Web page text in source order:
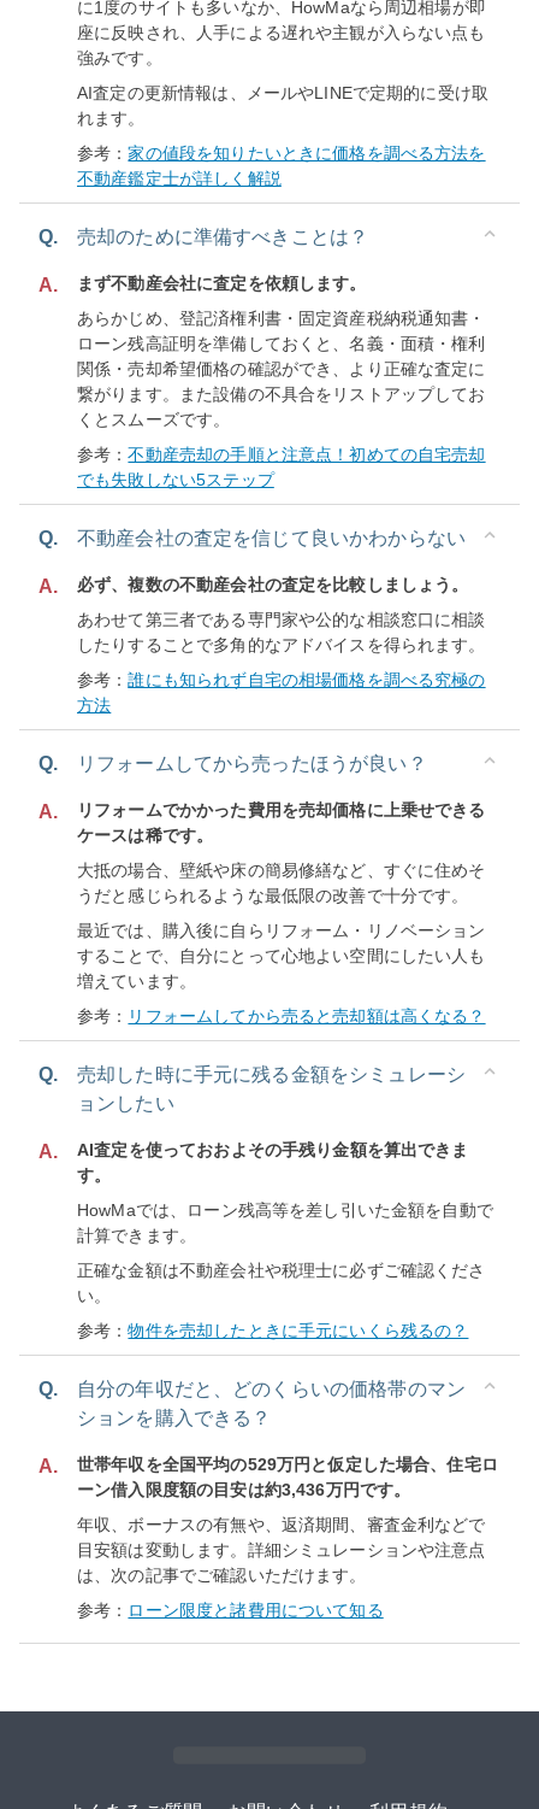
に1度のサイトも多いなか、HowMaなら周辺相場が即
座に反映され、人手による遅れや主観が入らない点も
強みです。
AI査定の更新情報は、メールやLINEで定期的に受け取
れます。
参考：家の値段を知りたいときに価格を調べる方法を
不動産鑑定士が詳しく解説
Q. 売却のために準備すべきことは？
A.
まず不動産会社に査定を依頼します。
あらかじめ、登記済権利書・固定資産税納税通知書・
ローン残高証明を準備しておくと、名義・面積・権利
関係・売却希望価格の確認ができ、より正確な査定に
繋がります。また設備の不具合をリストアップしてお
くとスムーズです。
参考：不動産売却の手順と注意点！初めての自宅売却
でも失敗しない5ステップ
Q. 不動産会社の査定を信じて良いかわからない
A.
必ず、複数の不動産会社の査定を比較しましょう。
あわせて第三者である専門家や公的な相談窓口に相談
したりすることで多角的なアドバイスを得られます。
参考：誰にも知られず自宅の相場価格を調べる究極の
方法
Q. リフォームしてから売ったほうが良い？
A.
リフォームでかかった費用を売却価格に上乗せできる
ケースは稀です。
大抵の場合、壁紙や床の簡易修繕など、すぐに住めそ
うだと感じられるような最低限の改善で十分です。
最近では、購入後に自らリフォーム・リノベーション
することで、自分にとって心地よい空間にしたい人も
増えています。
参考： リフォームしてから売ると売却額は高くなる？
Q.
売却した時に手元に残る金額をシミュレーシ
ョンしたい
A.
AI査定を使っておおよその手残り金額を算出できま
す。
HowMaでは、ローン残高等を差し引いた金額を自動で
計算できます。
正確な金額は不動産会社や税理士に必ずご確認くださ
い。
参考：物件を売却したときに手元にいくら残るの？
Q.
自分の年収だと、どのくらいの価格帯のマン
ションを購入できる？
A.
世帯年収を全国平均の529万円と仮定した場合、住宅ロ
ーン借入限度額の目安は約3,436万円です。
年収、ボーナスの有無や、返済期間、審査金利などで
目安額は変動します。詳細シミュレーションや注意点
は、次の記事でご確認いただけます。
参考： ローン限度と諸費用について知る